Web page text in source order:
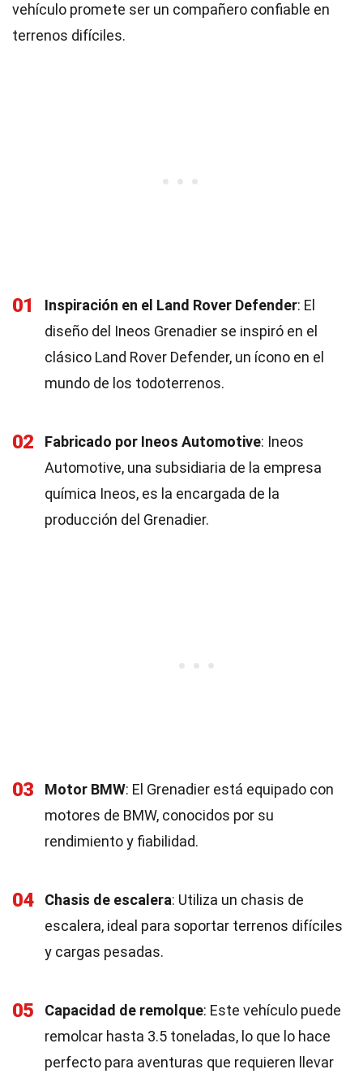
vehículo promete ser un compañero confiable en
terrenos difíciles.
01 Inspiración en el Land Rover Defender: El
diseño del Ineos Grenadier se inspiró en el
clásico Land Rover Defender, un ícono en el
mundo de los todoterrenos.
02 Fabricado por Ineos Automotive: Ineos
Automotive, una subsidiaria de la empresa
química Ineos, es la encargada de la
producción del Grenadier.
03 Motor BMW: El Grenadier está equipado con
motores de BMW, conocidos por su
rendimiento y fiabilidad.
04 Chasis de escalera: Utiliza un chasis de
escalera, ideal para soportar terrenos difíciles
y cargas pesadas.
05 Capacidad de remolque: Este vehículo puede
remolcar hasta 3.5 toneladas, lo que lo hace
perfecto para aventuras que requieren llevar